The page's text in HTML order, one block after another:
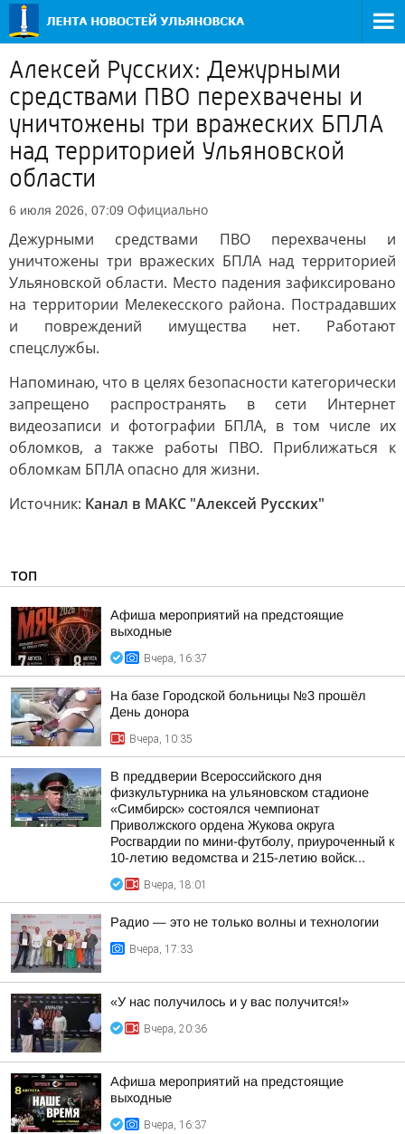
Алексей Русских: Дежурными
средствами ПВО перехвачены и
уничтожены три вражеских БПЛА
над территорией Ульяновской
области
6 июля 2026, 07:09 Официально
Дежурными средствами ПВО перехвачены и
уничтожены три вражеских БПЛА над территорией
Ульяновской области. Место падения зафиксировано
на территории Мелекесского района. Пострадавших
и повреждений имущества нет. Работают
спецслужбы.
Напоминаю, что в целях безопасности категорически
запрещено распространять в сети Интернет
видеозаписи и фотографии БПЛА, в том числе их
обломков, а также работы ПВО. Приближаться к
обломкам БПЛА опасно для жизни.
Источник: Канал в МАКС "Алексей Русских"
ТОП
Афиша мероприятий на предстоящие
выходные
Вчера, 16:37
На базе Городской больницы №3 прошёл
День донора
Вчера, 10:35
В преддверии Всероссийского дня
физкультурника на ульяновском стадионе
«Симбирск» состоялся чемпионат
Приволжского ордена Жукова округа
Росгвардии по мини-футболу, приуроченный к
10-летию ведомства и 215-летию войск...
Вчера, 18:01
Радио — это не только волны и технологии
Вчера, 17:33
«У нас получилось и у вас получится!»
Вчера, 20:36
Афиша мероприятий на предстоящие
выходные
Вчера, 16:37